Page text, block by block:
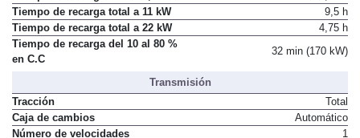
Tiempo de recarga total a 7,4 kW
14,25 h
Tiempo de recarga total a 11 kW
9,5 h
Tiempo de recarga total a 22 kW
Tiempo de recarga del 10 al 80 %
Transmisión
Tracción
Total
Caja de cambios
Automático